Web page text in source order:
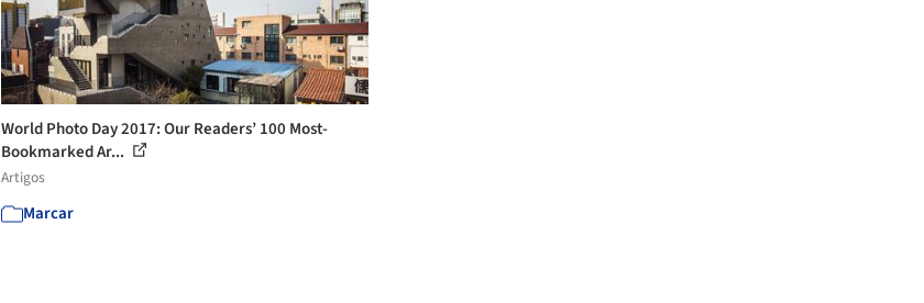
World Photo Day 2017: Our Readers’ 100 Most-
Bookmarked Ar...
Artigos
Marcar